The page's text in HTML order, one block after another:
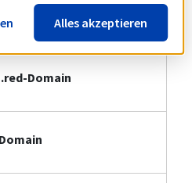
Domain
Domain
Alles akzeptieren